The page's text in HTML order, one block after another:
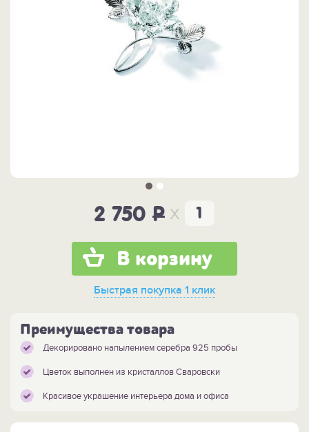
2 750 P x
В корзину
Быстрая покупка 1 клик
Преимущества товара
Декорировано напылением серебра 925 пробы
Цветок выполнен из кристаллов Сваровски
Красивое украшение интерьера дома и офиса